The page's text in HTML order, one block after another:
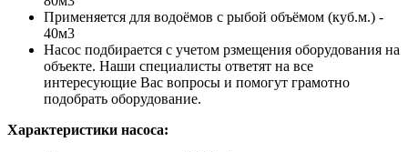
Применяется для водоёмов с рыбой объёмом (куб.м.) -
40м3
Насос подбирается с учетом рзмещения оборудования на
объекте. Наши специалисты ответят на все
интересующие Вас вопросы и помогут грамотно
подобрать оборудование.
Характеристики насоса: